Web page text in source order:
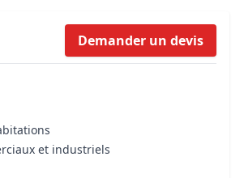
Formation règles d’urbanisme
Demander un devis
et industriels